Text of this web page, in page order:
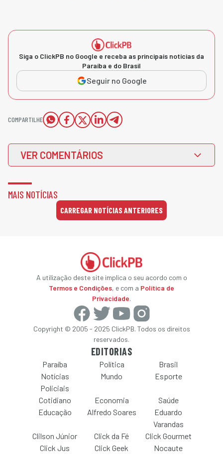
Siga o ClickPB no Google e receba as principais notícias da
Paraíba e do Brasil
Seguir no Google
COMPARTILHE
VER COMENTÁRIOS
MAIS NOTÍCIAS
CARREGAR NOTÍCIAS ANTERIORES
A utilização deste site implica o seu acordo com o
Termos e Condições, e com a Política de
Privacidade.
Copyright © 2005 - 2025 ClickPB. Todos os direitos
reservados.
EDITORIAS
Paraíba Política
Brasil
Notícias
Policiais
Mundo Esporte
Cotidiano Economia
Saúde
Educação
Alfredo Soares
Eduardo
Varandas
Clilson Júnior
Click da Fé
Click Gourmet
Click Jus
Click Geek Nocaute